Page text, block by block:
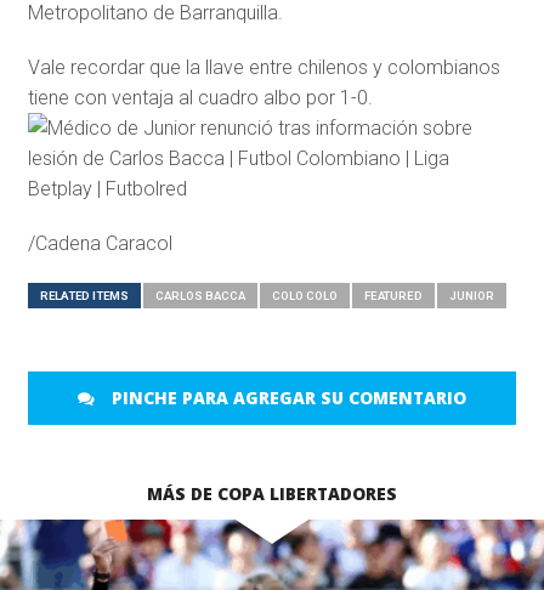
Metropolitano de Barranquilla.
Vale recordar que la llave entre chilenos y colombianos
tiene con ventaja al cuadro albo por 1-0.
/Cadena Caracol
RELATED ITEMS CARLOS BACCA COLO COLO FEATURED JUNIOR
PINCHE PARA AGREGAR SU COMENTARIO
MÁS DE COPA LIBERTADORES